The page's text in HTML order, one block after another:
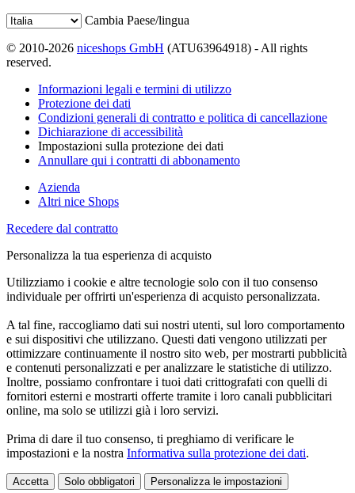
Cambia Paese/lingua
© 2010-2026 niceshops GmbH (ATU63964918) - All rights
reserved.
Informazioni legali e termini di utilizzo
Protezione dei dati
Condizioni generali di contratto e politica di cancellazione
Dichiarazione di accessibilità
Impostazioni sulla protezione dei dati
Annullare qui i contratti di abbonamento
Azienda
Altri nice Shops
Recedere dal contratto
Personalizza la tua esperienza di acquisto
Utilizziamo i cookie e altre tecnologie solo con il tuo consenso
individuale per offrirti un'esperienza di acquisto personalizzata.
A tal fine, raccogliamo dati sui nostri utenti, sul loro comportamento
e sui dispositivi che utilizzano. Questi dati vengono utilizzati per
ottimizzare continuamente il nostro sito web, per mostrarti pubblicità
e contenuti personalizzati e per analizzare le statistiche di utilizzo.
Inoltre, possiamo confrontare i tuoi dati crittografati con quelli di
fornitori esterni e mostrarti offerte tramite i loro canali pubblicitari
online, ma solo se utilizzi già i loro servizi.
Prima di dare il tuo consenso, ti preghiamo di verificare le
impostazioni e la nostra Informativa sulla protezione dei dati.
Accetta Solo obbligatori Personalizza le impostazioni